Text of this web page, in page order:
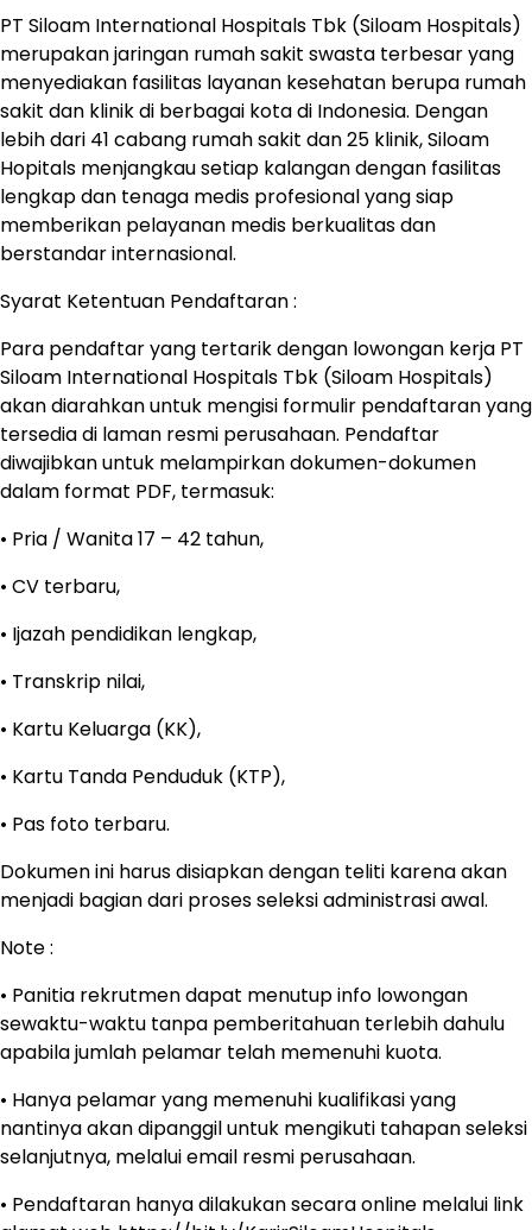
PT Siloam International Hospitals Tbk (Siloam Hospitals)
merupakan jaringan rumah sakit swasta terbesar yang
menyediakan fasilitas layanan kesehatan berupa rumah
sakit dan klinik di berbagai kota di Indonesia. Dengan
lebih dari 41 cabang rumah sakit dan 25 klinik, Siloam
Hopitals menjangkau setiap kalangan dengan fasilitas
lengkap dan tenaga medis profesional yang siap
memberikan pelayanan medis berkualitas dan
berstandar internasional.
Syarat Ketentuan Pendaftaran :
Para pendaftar yang tertarik dengan lowongan kerja PT
Siloam International Hospitals Tbk (Siloam Hospitals)
akan diarahkan untuk mengisi formulir pendaftaran yang
tersedia di laman resmi perusahaan. Pendaftar
diwajibkan untuk melampirkan dokumen-dokumen
dalam format PDF, termasuk:
• Pria / Wanita 17 – 42 tahun,
• CV terbaru,
• Ijazah pendidikan lengkap,
• Transkrip nilai,
• Kartu Keluarga (KK),
• Kartu Tanda Penduduk (KTP),
• Pas foto terbaru.
Dokumen ini harus disiapkan dengan teliti karena akan
menjadi bagian dari proses seleksi administrasi awal.
Note :
• Panitia rekrutmen dapat menutup info lowongan
sewaktu-waktu tanpa pemberitahuan terlebih dahulu
apabila jumlah pelamar telah memenuhi kuota.
• Hanya pelamar yang memenuhi kualifikasi yang
nantinya akan dipanggil untuk mengikuti tahapan seleksi
selanjutnya, melalui email resmi perusahaan.
• Pendaftaran hanya dilakukan secara online melalui link